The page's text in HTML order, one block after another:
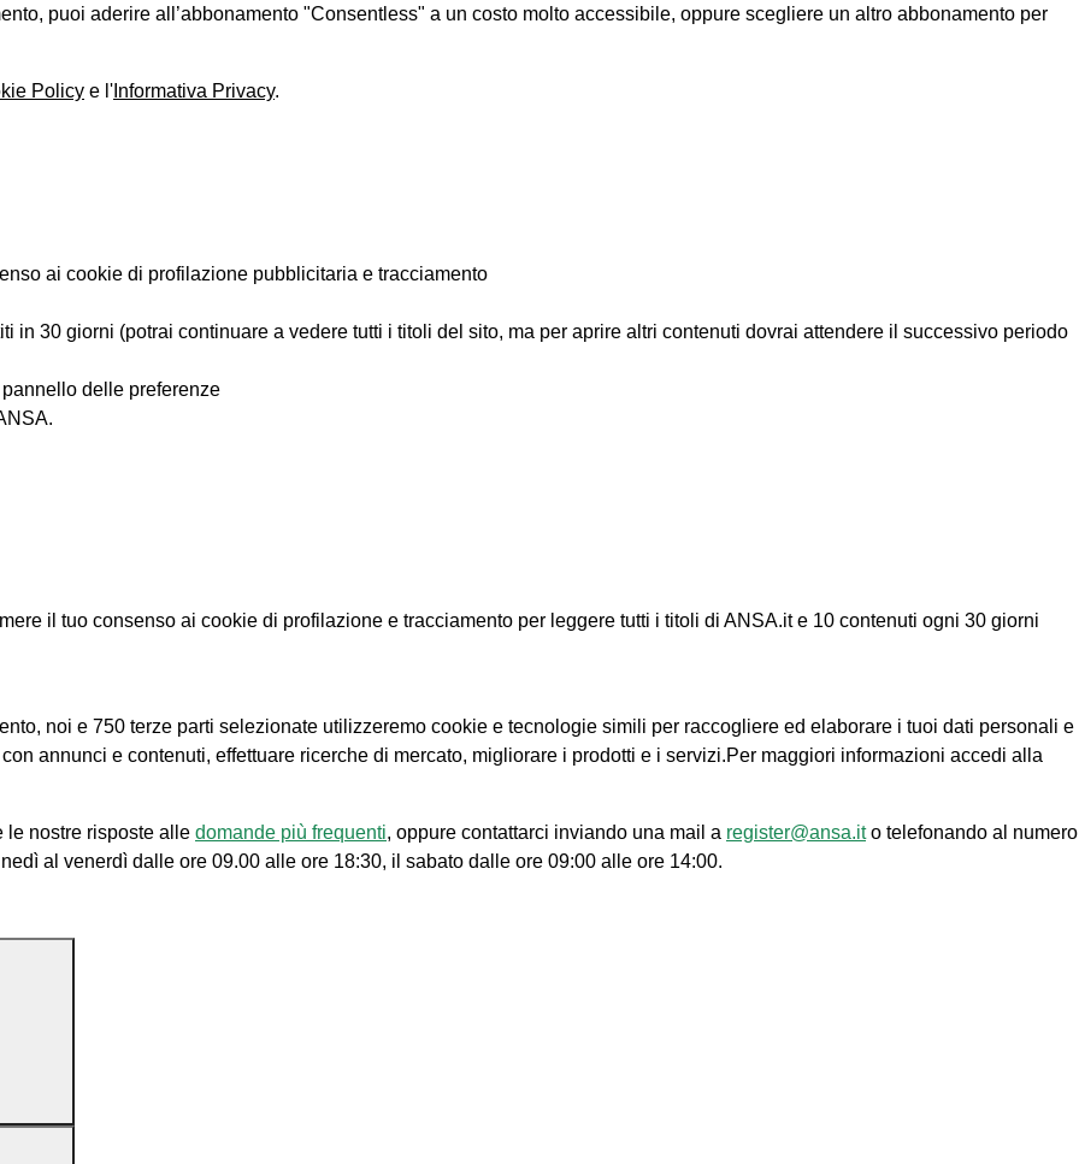
puoi aderire all’abbonamento "Consentless" a un costo molto accessibile, oppure scegliere un altro abbonamento per
Policy e l' Informativa Privacy.
ai cookie di profilazione pubblicitaria e tracciamento
in 30 giorni (potrai continuare a vedere tutti i titoli del sito, ma per aprire altri contenuti dovrai attendere il successivo periodo
delle preferenze
il tuo consenso ai cookie di profilazione e tracciamento per leggere tutti i titoli di ANSA.it e 10 contenuti ogni 30 giorni
noi e 750 terze parti selezionate utilizzeremo cookie e tecnologie simili per raccogliere ed elaborare i tuoi dati personali e
annunci e contenuti, effettuare ricerche di mercato, migliorare i prodotti e i servizi.Per maggiori informazioni accedi alla
le nostre risposte alle domande più frequenti, oppure contattarci inviando una mail a register@ansa.ito telefonando al numero
al venerdì dalle ore 09.00 alle ore 18:30, il sabato dalle ore 09:00 alle ore 14:00.